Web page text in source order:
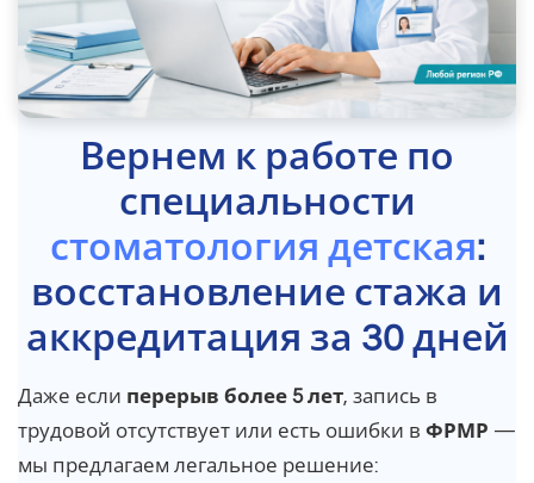
Вернем к работе по
специальности
стоматология детская:
восстановление стажа и
аккредитация за 30 дней
Даже если перерыв более 5 лет, запись в
трудовой отсутствует или есть ошибки в ФРМР —
мы предлагаем легальное решение: